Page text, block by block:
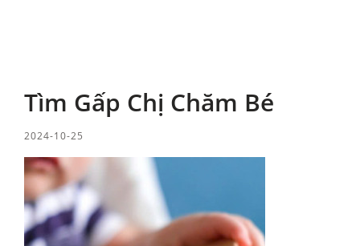
Tìm Gấp Chị Chăm Bé
2024-10-25